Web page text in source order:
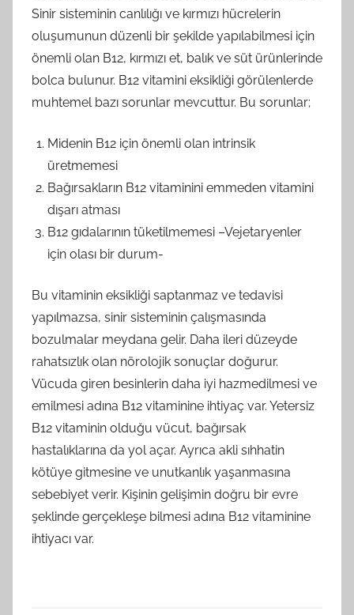
Sinir sisteminin canlılığı ve kırmızı hücrelerin
oluşumunun düzenli bir şekilde yapılabilmesi için
önemli olan B12, kırmızı et, balık ve süt ürünlerinde
bolca bulunur. B12 vitamini eksikliği görülenlerde
muhtemel bazı sorunlar mevcuttur. Bu sorunlar;
Midenin B12 için önemli olan intrinsik
üretmemesi
Bağırsakların B12 vitaminini emmeden vitamini
dışarı atması
B12 gıdalarının tüketilmemesi –Vejetaryenler
için olası bir durum-
Bu vitaminin eksikliği saptanmaz ve tedavisi
yapılmazsa, sinir sisteminin çalışmasında
bozulmalar meydana gelir. Daha ileri düzeyde
rahatsızlık olan nörolojik sonuçlar doğurur.
Vücuda giren besinlerin daha iyi hazmedilmesi ve
emilmesi adına B12 vitaminine ihtiyaç var. Yetersiz
B12 vitaminin olduğu vücut, bağırsak
hastalıklarına da yol açar. Ayrıca akli sıhhatin
kötüye gitmesine ve unutkanlık yaşanmasına
sebebiyet verir. Kişinin gelişimin doğru bir evre
şeklinde gerçekleşe bilmesi adına B12 vitaminine
ihtiyacı var.